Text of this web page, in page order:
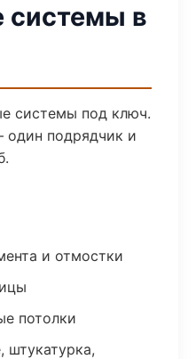
системы в
системы под ключ.
подрядчик и
и отмостки
потолки
штукатурка,